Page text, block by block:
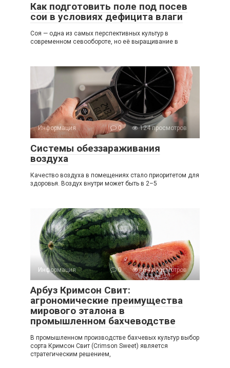
Как подготовить поле под посев
сои в условиях дефицита влаги
Соя — одна из самых перспективных культур в
современном севообороте, но её выращивание в
Информация 0 124 просмотров
Системы обеззараживания
воздуха
Качество воздуха в помещениях стало приоритетом для
здоровья. Воздух внутри может быть в 2–5
Информация 0 164 просмотров
Арбуз Кримсон Свит:
агрономические преимущества
мирового эталона в
промышленном бахчеводстве
В промышленном производстве бахчевых культур выбор
сорта Кримсон Свит (Crimson Sweet) является
стратегическим решением,